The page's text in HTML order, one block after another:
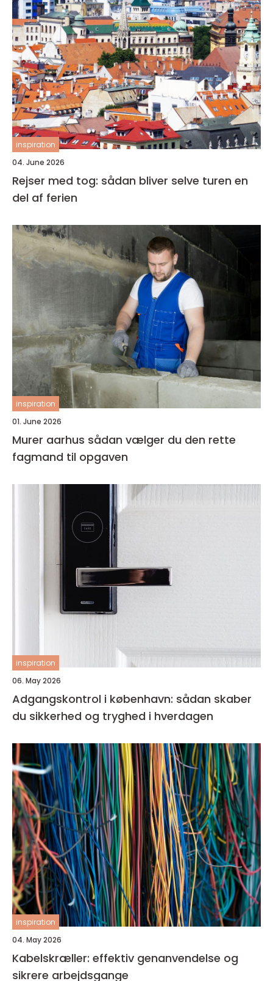
inspiration
04. June 2026
Rejser med tog: sådan bliver selve turen en
del af ferien
inspiration
01. June 2026
Murer aarhus sådan vælger du den rette
fagmand til opgaven
inspiration
06. May 2026
Adgangskontrol i københavn: sådan skaber
du sikkerhed og tryghed i hverdagen
inspiration
04. May 2026
Kabelskræller: effektiv genanvendelse og
sikrere arbejdsgange